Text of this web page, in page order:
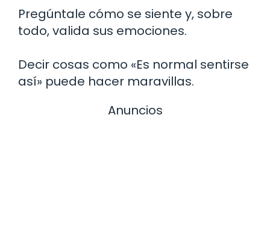
Pregúntale cómo se siente y, sobre
todo, valida sus emociones.
Decir cosas como «Es normal sentirse
así» puede hacer maravillas.
Anuncios